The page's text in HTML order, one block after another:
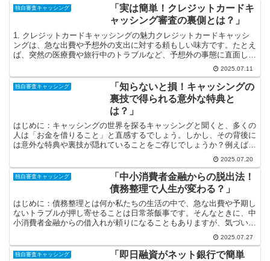
独自審査キャッシング
「実は簡単！クレジットカードキ
ャッシング審査の裏側とは？」
1. クレジットカードキャッシングの魅力クレジットカードキャッシ
ングは、急な出費や予想外の支出に対する頼もしい味方です。たとえ
ば、突然の医療費や旅行中のトラブルなど、予想外の事態に直面した
とき、すぐに現金が必要になることがあります。そんなと...2025.07.11
独自審査キャッシング
「知らないと損！キャッシングの
裏技で得られる意外な特典と
は？」
はじめに：キャッシングの世界を探るキャッシングと聞くと、多くの
人は「お金を借りること」と直感するでしょう。しかし、その背後に
は意外な特典や裏技が隠れていることをご存じでしょうか？例えば、
ただ単にお金を借りるだけでなく、特定のサービスを利用す...2025.07.20
独自審査キャッシング
「中小消費者金融からの脱出法！
債務整理で人生が変わる？」
はじめに：債務整理とは何か私たちの生活の中で、急な出費や予期し
ないトラブルが押し寄せることは日常茶飯事です。そんなときに、中
小消費者金融からの借入れが頼りになることもありますが、気づいて
みればその借金が重荷になっていることもあります。しかし...2025.07.27
独自審査キャッシング
「即日融資がネット銀行で簡単